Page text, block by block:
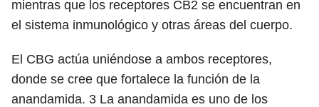
mientras que los receptores CB2 se encuentran en
el sistema inmunológico y otras áreas del cuerpo.
El CBG actúa uniéndose a ambos receptores,
donde se cree que fortalece la función de la
anandamida. 3 La anandamida es uno de los